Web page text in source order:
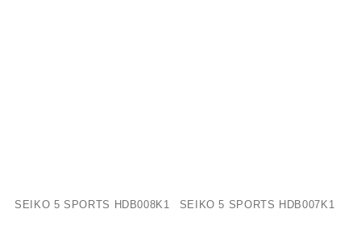
SEIKO 5 SPORTS HDB008K1 SEIKO 5 SPORTS HDB007K1